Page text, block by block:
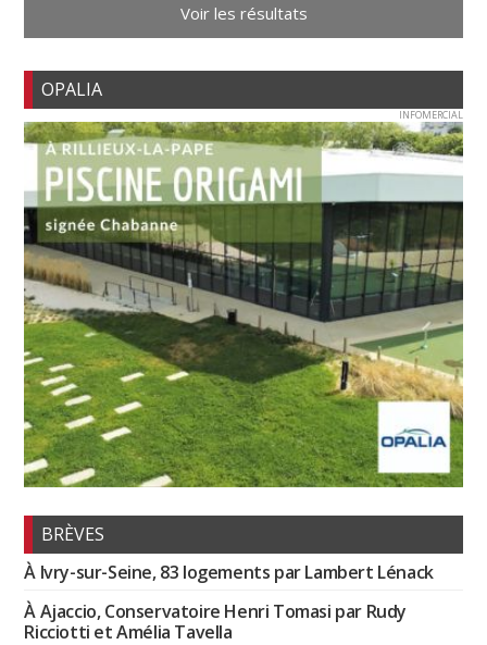
Voir les résultats
OPALIA
INFOMERCIAL
BRÈVES
À Ivry-sur-Seine, 83 logements par Lambert Lénack
À Ajaccio, Conservatoire Henri Tomasi par Rudy
Ricciotti et Amélia Tavella